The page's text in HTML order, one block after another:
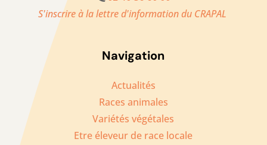
S'inscrire à la lettre d'information du CRAPAL
Navigation
Actualités
Races animales
Variétés végétales
Etre éleveur de race locale